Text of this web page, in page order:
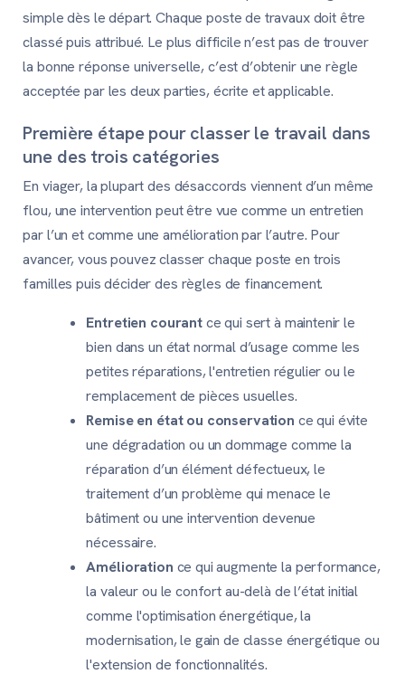
simple dès le départ. Chaque poste de travaux doit être
classé puis attribué. Le plus difficile n’est pas de trouver
la bonne réponse universelle, c’est d’obtenir une règle
acceptée par les deux parties, écrite et applicable.
Première étape pour classer le travail dans
une des trois catégories
En viager, la plupart des désaccords viennent d’un même
flou, une intervention peut être vue comme un entretien
par l’un et comme une amélioration par l’autre. Pour
avancer, vous pouvez classer chaque poste en trois
familles puis décider des règles de financement.
Entretien courantce qui sert à maintenir le
bien dans un état normal d’usage comme les
petites réparations, l'entretien régulier ou le
remplacement de pièces usuelles.
Remise en état ou conservation ce qui évite
une dégradation ou un dommage comme la
réparation d’un élément défectueux, le
traitement d’un problème qui menace le
bâtiment ou une intervention devenue
nécessaire.
Amélioration ce qui augmente la performance,
la valeur ou le confort au-delà de l’état initial
comme l'optimisation énergétique, la
modernisation, le gain de classe énergétique ou
l'extension de fonctionnalités.